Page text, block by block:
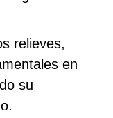
relieves,
en
su